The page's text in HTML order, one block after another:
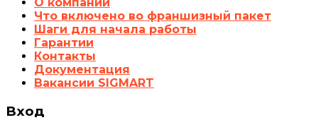
Что включено во франшизный пакет
Шаги для начала работы
Гарантии
Контакты
Документация
Вакансии SIGMART
Вход